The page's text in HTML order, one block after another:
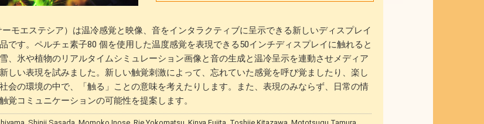
モエステシア）は温冷感覚と映像、音をインタラクティブに呈示できる新しいディスプレイ
です。ペルチェ素子80 個を使用した温度感覚を表現できる50インチディスプレイに触れると
、氷や植物のリアルタイムシミュレーション画像と音の生成と温冷呈示を連動させメディア
しい表現を試みました。新しい触覚刺激によって、忘れていた感覚を呼び覚ましたり、楽し
会の環境の中で、「触る」ことの意味を考えたりします。また、表現のみならず、日常の情
覚コミュニケーションの可能性を提案します。